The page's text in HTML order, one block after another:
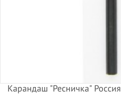
Карандаш "Ресничка" Россия